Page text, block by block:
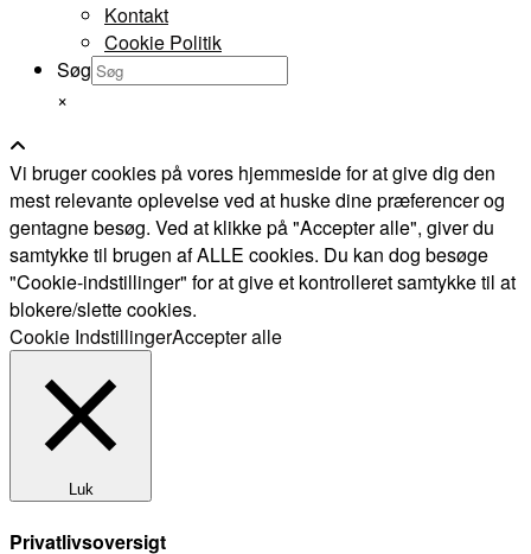
Kontakt
Cookie Politik
Søg
×
Vi bruger cookies på vores hjemmeside for at give dig den
mest relevante oplevelse ved at huske dine præferencer og
gentagne besøg. Ved at klikke på "Accepter alle", giver du
samtykke til brugen af ALLE cookies. Du kan dog besøge
"Cookie-indstillinger" for at give et kontrolleret samtykke til at
blokere/slette cookies.
Cookie IndstillingerAccepter alle
Luk
Privatlivsoversigt